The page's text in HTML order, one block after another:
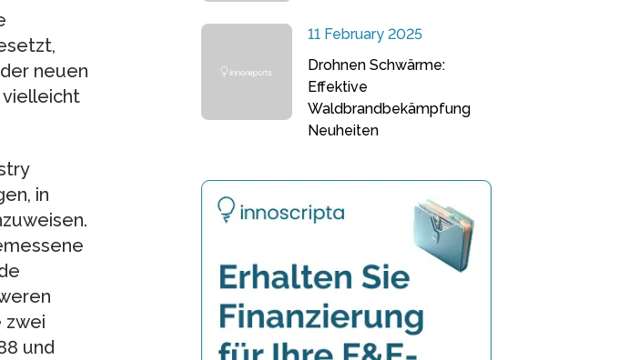
neuen
vielleicht
in
zwei
und
11 February 2025
Drohnen Schwärme:
Effektive
Waldbrandbekämpfung
Neuheiten